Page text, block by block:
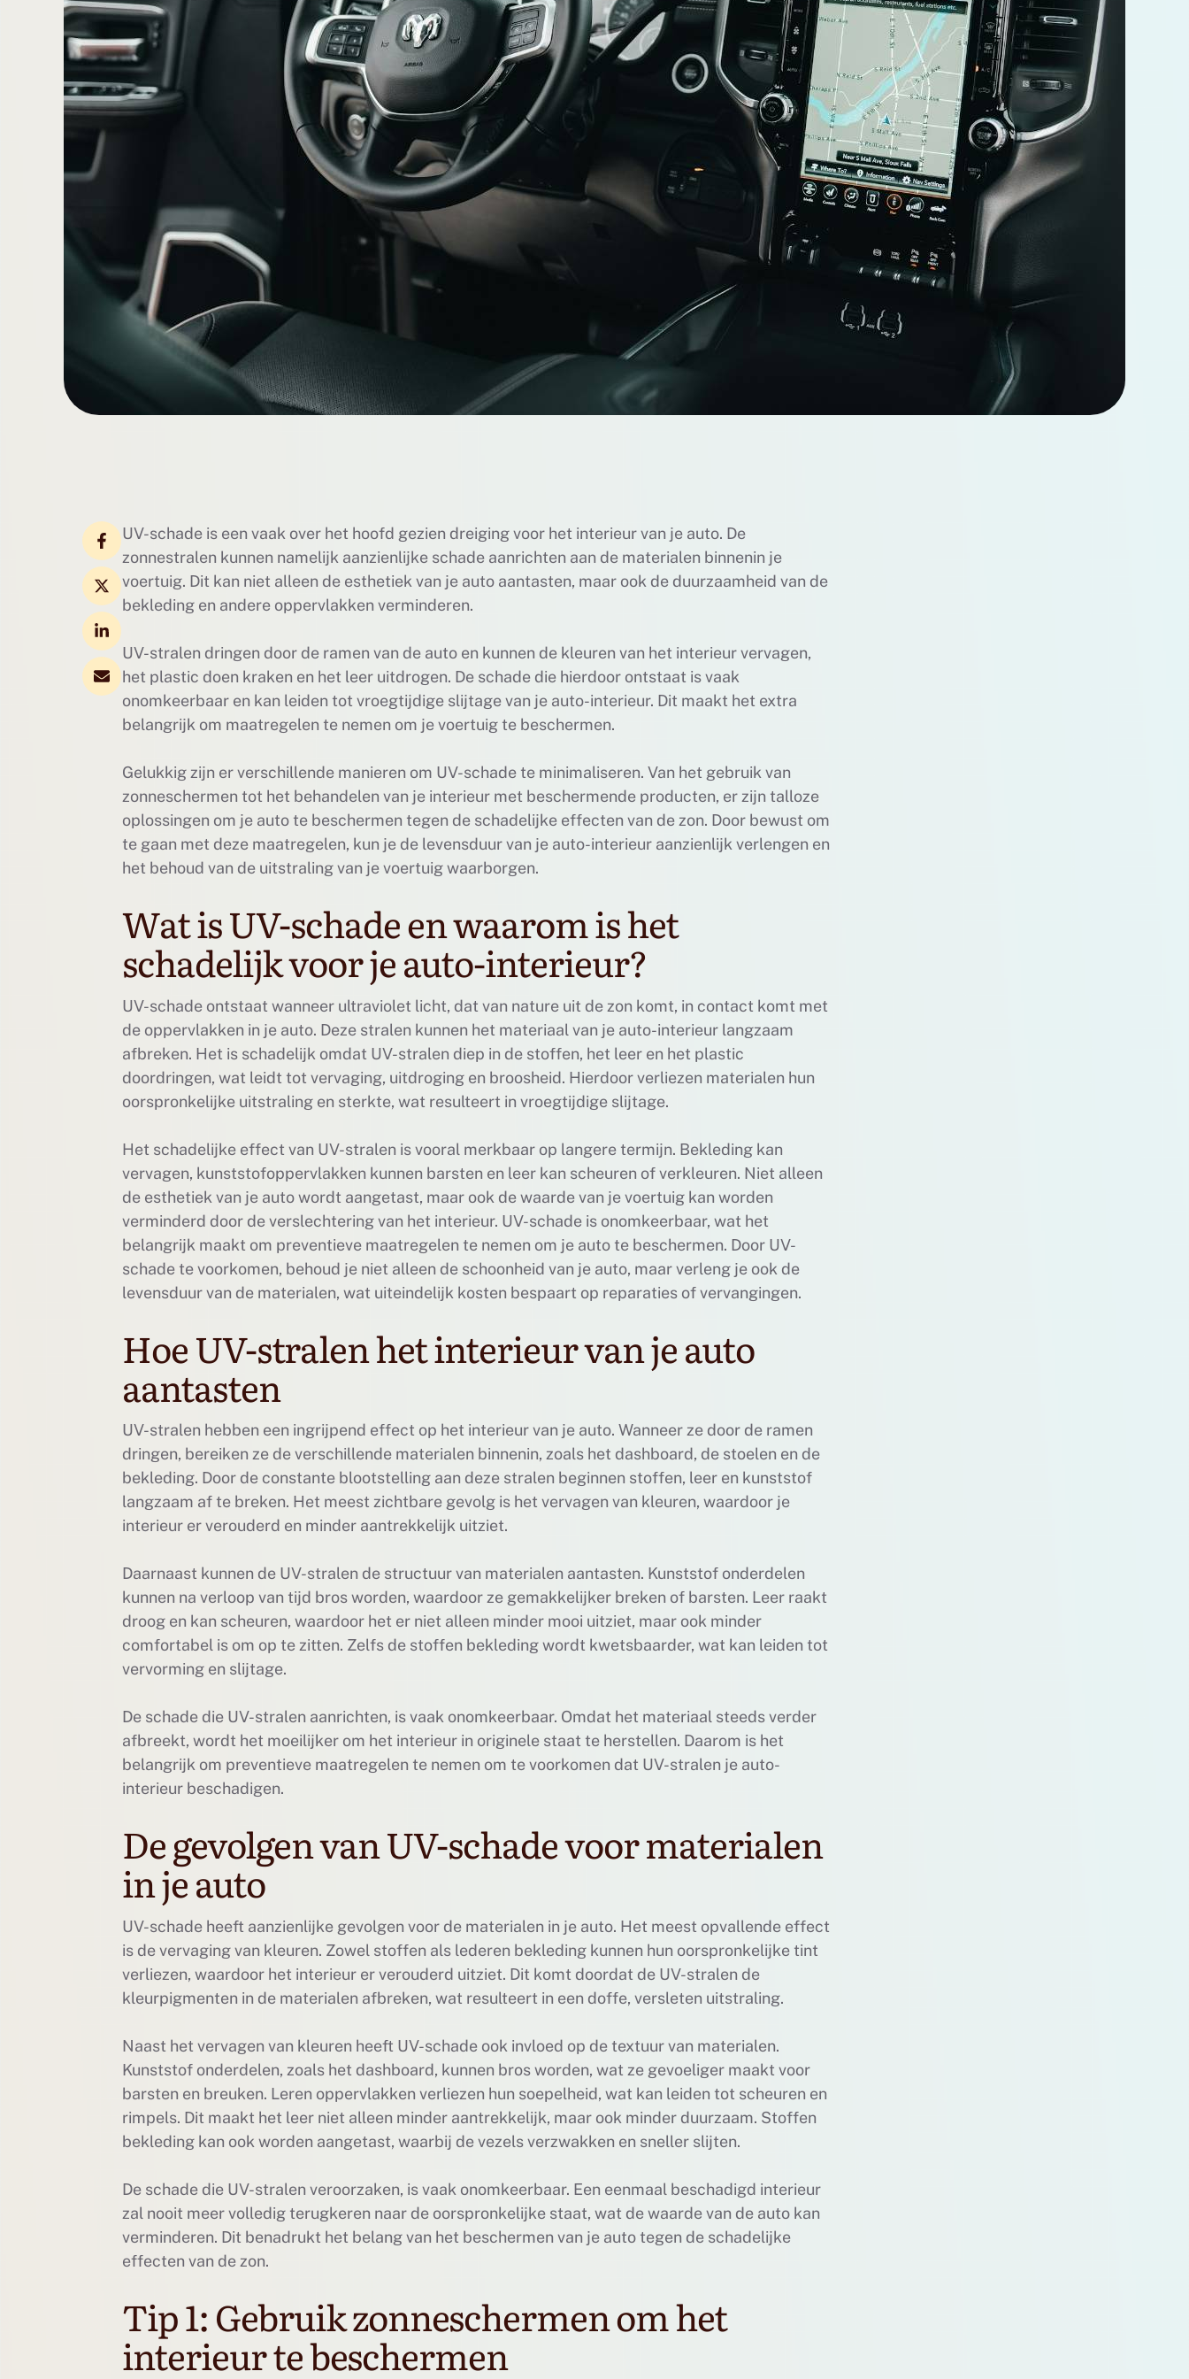
UV-schade is een vaak over het hoofd gezien dreiging voor het interieur van je auto. De
zonnestralen kunnen namelijk aanzienlijke schade aanrichten aan de materialen binnenin je
voertuig. Dit kan niet alleen de esthetiek van je auto aantasten, maar ook de duurzaamheid van de
bekleding en andere oppervlakken verminderen.
UV-stralen dringen door de ramen van de auto en kunnen de kleuren van het interieur vervagen,
het plastic doen kraken en het leer uitdrogen. De schade die hierdoor ontstaat is vaak
onomkeerbaar en kan leiden tot vroegtijdige slijtage van je auto-interieur. Dit maakt het extra
belangrijk om maatregelen te nemen om je voertuig te beschermen.
Gelukkig zijn er verschillende manieren om UV-schade te minimaliseren. Van het gebruik van
zonneschermen tot het behandelen van je interieur met beschermende producten, er zijn talloze
oplossingen om je auto te beschermen tegen de schadelijke effecten van de zon. Door bewust om
te gaan met deze maatregelen, kun je de levensduur van je auto-interieur aanzienlijk verlengen en
het behoud van de uitstraling van je voertuig waarborgen.
Wat is UV-schade en waarom is het
schadelijk voor je auto-interieur?
UV-schade ontstaat wanneer ultraviolet licht, dat van nature uit de zon komt, in contact komt met
de oppervlakken in je auto. Deze stralen kunnen het materiaal van je auto-interieur langzaam
afbreken. Het is schadelijk omdat UV-stralen diep in de stoffen, het leer en het plastic
doordringen, wat leidt tot vervaging, uitdroging en broosheid. Hierdoor verliezen materialen hun
oorspronkelijke uitstraling en sterkte, wat resulteert in vroegtijdige slijtage.
Het schadelijke effect van UV-stralen is vooral merkbaar op langere termijn. Bekleding kan
vervagen, kunststofoppervlakken kunnen barsten en leer kan scheuren of verkleuren. Niet alleen
de esthetiek van je auto wordt aangetast, maar ook de waarde van je voertuig kan worden
verminderd door de verslechtering van het interieur. UV-schade is onomkeerbaar, wat het
belangrijk maakt om preventieve maatregelen te nemen om je auto te beschermen. Door UV-
schade te voorkomen, behoud je niet alleen de schoonheid van je auto, maar verleng je ook de
levensduur van de materialen, wat uiteindelijk kosten bespaart op reparaties of vervangingen.
Hoe UV-stralen het interieur van je auto
aantasten
UV-stralen hebben een ingrijpend effect op het interieur van je auto. Wanneer ze door de ramen
dringen, bereiken ze de verschillende materialen binnenin, zoals het dashboard, de stoelen en de
bekleding. Door de constante blootstelling aan deze stralen beginnen stoffen, leer en kunststof
langzaam af te breken. Het meest zichtbare gevolg is het vervagen van kleuren, waardoor je
interieur er verouderd en minder aantrekkelijk uitziet.
Daarnaast kunnen de UV-stralen de structuur van materialen aantasten. Kunststof onderdelen
kunnen na verloop van tijd bros worden, waardoor ze gemakkelijker breken of barsten. Leer raakt
droog en kan scheuren, waardoor het er niet alleen minder mooi uitziet, maar ook minder
comfortabel is om op te zitten. Zelfs de stoffen bekleding wordt kwetsbaarder, wat kan leiden tot
vervorming en slijtage.
De schade die UV-stralen aanrichten, is vaak onomkeerbaar. Omdat het materiaal steeds verder
afbreekt, wordt het moeilijker om het interieur in originele staat te herstellen. Daarom is het
belangrijk om preventieve maatregelen te nemen om te voorkomen dat UV-stralen je auto-
interieur beschadigen.
De gevolgen van UV-schade voor materialen
in je auto
UV-schade heeft aanzienlijke gevolgen voor de materialen in je auto. Het meest opvallende effect
is de vervaging van kleuren. Zowel stoffen als lederen bekleding kunnen hun oorspronkelijke tint
verliezen, waardoor het interieur er verouderd uitziet. Dit komt doordat de UV-stralen de
kleurpigmenten in de materialen afbreken, wat resulteert in een doffe, versleten uitstraling.
Naast het vervagen van kleuren heeft UV-schade ook invloed op de textuur van materialen.
Kunststof onderdelen, zoals het dashboard, kunnen bros worden, wat ze gevoeliger maakt voor
barsten en breuken. Leren oppervlakken verliezen hun soepelheid, wat kan leiden tot scheuren en
rimpels. Dit maakt het leer niet alleen minder aantrekkelijk, maar ook minder duurzaam. Stoffen
bekleding kan ook worden aangetast, waarbij de vezels verzwakken en sneller slijten.
De schade die UV-stralen veroorzaken, is vaak onomkeerbaar. Een eenmaal beschadigd interieur
zal nooit meer volledig terugkeren naar de oorspronkelijke staat, wat de waarde van de auto kan
verminderen. Dit benadrukt het belang van het beschermen van je auto tegen de schadelijke
effecten van de zon.
Tip 1: Gebruik zonneschermen om het
interieur te beschermen